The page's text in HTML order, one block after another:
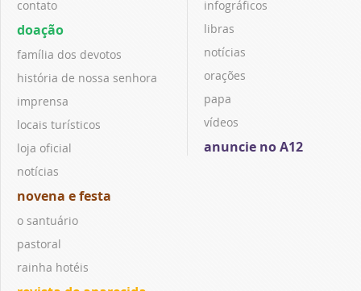
contato
doação
família dos devotos
história de nossa senhora
imprensa
locais turísticos
loja oficial
notícias
novena e festa
o santuário
pastoral
rainha hotéis
infográficos
libras
notícias
orações
papa
vídeos
anuncie no A12